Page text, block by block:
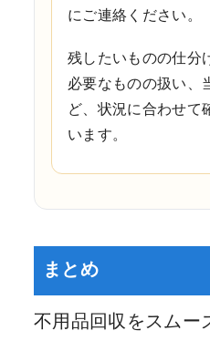
にご連絡ください。
残したいものの仕分
必要なものの扱い、
ど、状況に合わせて
います。
まとめ
不用品回収をスムー